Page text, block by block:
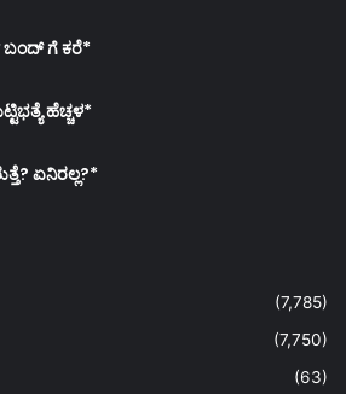
ಬಂದ್‌ ಗೆ ಕರೆ*
ಹೆಚ್ಚಳ*
ಏನಿರಲ್ಲ?*
(7,785)
(7,750)
(63)